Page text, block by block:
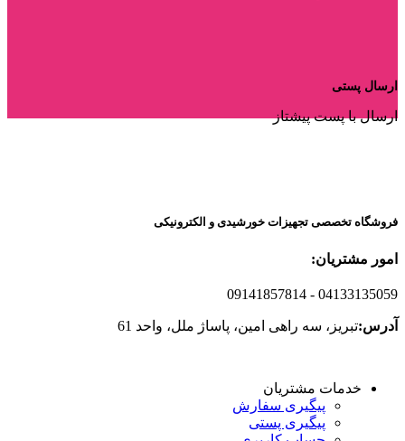
ارسال پستی
ارسال با پست پیشتاز
فروشگاه تخصصی تجهیزات خورشیدی و الکترونیکی
امور مشتریان:
- 04133135059
09141857814
آدرس:تبریز، سه راهی امین، پاساژ ملل، واحد 61
خدمات مشتریان
پیگیری سفارش
پیگیری پستی